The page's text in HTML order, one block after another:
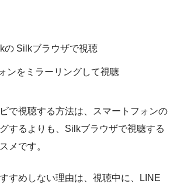
の Silkブラウザで視聴
ンをミラーリングして視聴
で視聴する方法は、スマートフォンの
するよりも、Silkブラウザで視聴する
メです。
すめしない理由は、視聴中に、LINE